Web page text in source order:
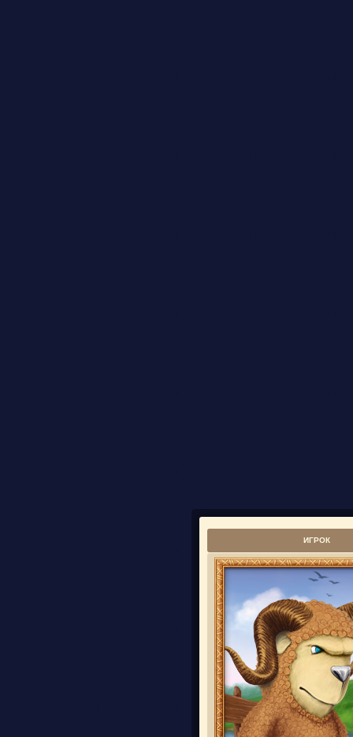
ИГРОК